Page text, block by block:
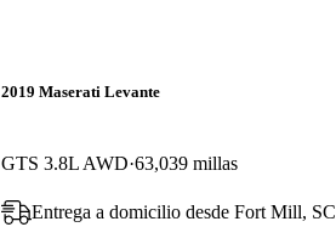
2019 Maserati Levante
GTS 3.8L AWD 63,039 millas
Entrega a domicilio desde Fort Mill, SC